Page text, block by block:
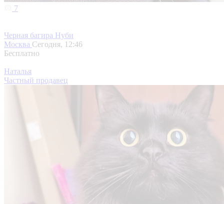
7
Черная багира Нуби
Москва Сегодня, 12:46
Бесплатно
Наталья
Частный продавец